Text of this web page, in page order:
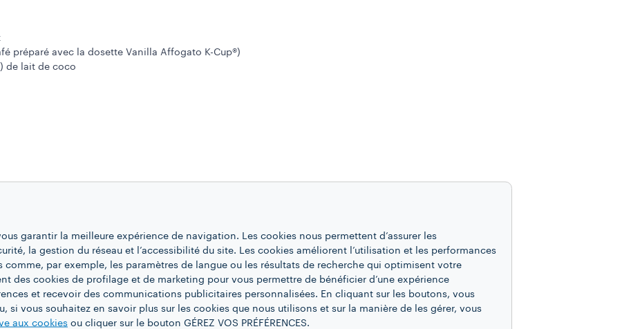
préparé avec la dosette Vanilla Affogato K-Cup®)
de lait de coco
K-Cup® en utilisant le réglage de café le plus fort avec le volume le plus bas (idéalement, laissez-le
de coco et le café dans un mélangeur à cocktail.
garantir la meilleure expérience de navigation. Les cookies nous permettent d’assurer les
la gestion du réseau et l’accessibilité du site. Les cookies améliorent l’utilisation et les performances
par exemple, les paramètres de langue ou les résultats de recherche qui optimisent votre
des cookies de profilage et de marketing pour vous permettre de bénéficier d’une expérience
et recevoir des communications publicitaires personnalisées. En cliquant sur les boutons, vous
si vous souhaitez en savoir plus sur les cookies que nous utilisons et sur la manière de les gérer, vous
aux cookies ou cliquer sur le bouton GÉREZ VOS PRÉFÉRENCES.